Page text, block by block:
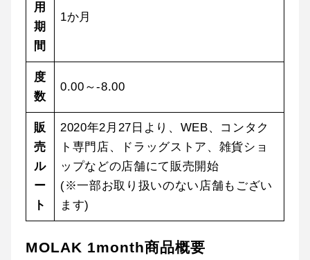
用
期
間
1か月
度
数
0.00～-8.00
販
売
ル
ー
ト
2020年2月27日より、WEB、コンタク
ト専門店、ドラッグストア、雑貨ショ
ップなどの店舗にて販売開始
(※一部お取り扱いのない店舗もござい
ます)
MOLAK 1month商品概要